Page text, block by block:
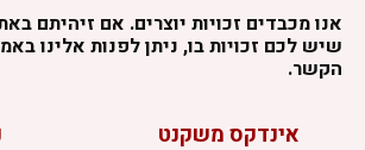
אנו מכבדים זכויות יוצרים. אם זיהיתם
שיש לכם זכויות בו, ניתן לפנות אלינו
הקשר.
אינדקס משקנט